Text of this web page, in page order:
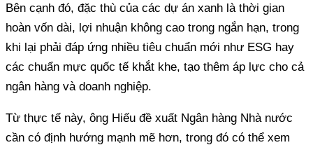
Bên cạnh đó, đặc thù của các dự án xanh là thời gian
hoàn vốn dài, lợi nhuận không cao trong ngắn hạn, trong
khi lại phải đáp ứng nhiều tiêu chuẩn mới như ESG hay
các chuẩn mực quốc tế khắt khe, tạo thêm áp lực cho cả
ngân hàng và doanh nghiệp.
Từ thực tế này, ông Hiếu đề xuất Ngân hàng Nhà nước
cần có định hướng mạnh mẽ hơn, trong đó có thể xem